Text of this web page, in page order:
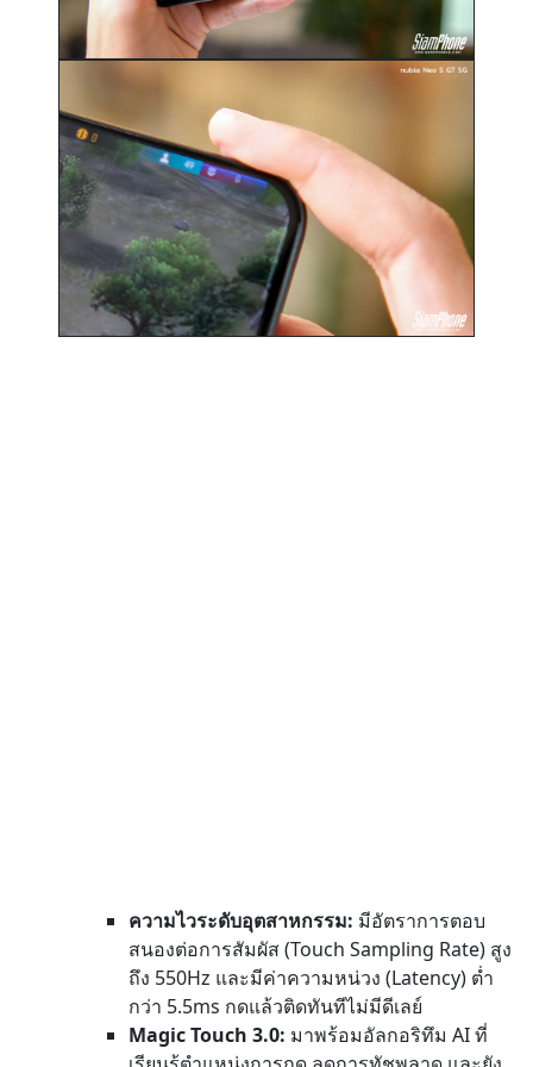
ความไวระดับอุตสาหกรรม: มีอัตราการตอบ
สนองต่อการสัมผัส (Touch Sampling Rate) สูง
ถึง 550Hz และมีค่าความหน่วง (Latency) ต่ำ
กว่า 5.5ms กดแล้วติดทันทีไม่มีดีเลย์
Magic Touch 3.0: มาพร้อมอัลกอริทึม AI ที่